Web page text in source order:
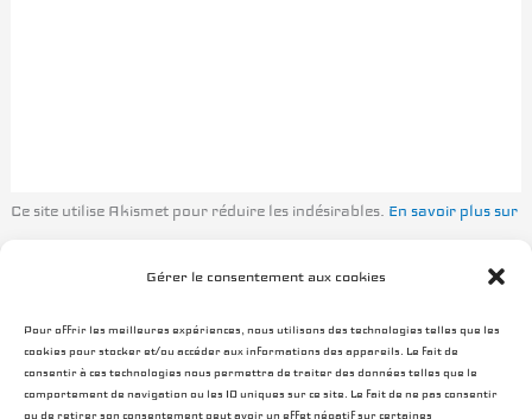
Gérer le consentement aux cookies
Pour offrir les meilleures expériences, nous utilisons des technologies telles que les
cookies pour stocker et/ou accéder aux informations des appareils. Le fait de
consentir à ces technologies nous permettra de traiter des données telles que le
comportement de navigation ou les ID uniques sur ce site. Le fait de ne pas consentir
ou de retirer son consentement peut avoir un effet négatif sur certaines
Ce site utilise Akismet pour réduire les indésirables. En savoir plus sur